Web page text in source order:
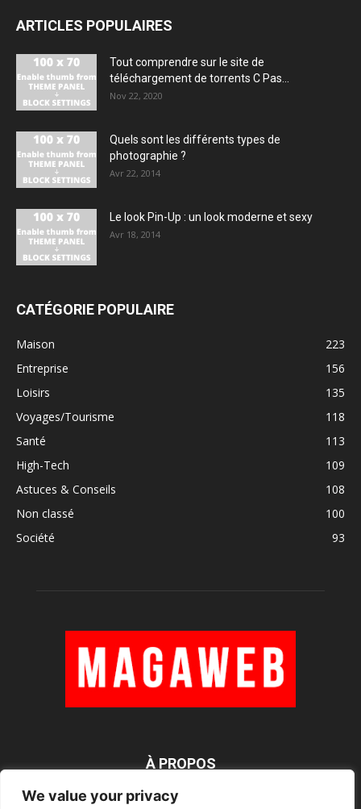
We value your privacy
ARTICLES POPULAIRES
Tout comprendre sur le site de
téléchargement de torrents C Pas...
Nov 22, 2020
Quels sont les différents types de
photographie ?
Avr 22, 2014
Le look Pin-Up : un look moderne et sexy
Avr 18, 2014
CATÉGORIE POPULAIRE
Maison
223
Entreprise
156
Loisirs
135
Voyages/Tourisme
118
Santé
113
High-Tech
109
Astuces & Conseils
108
Non classé
100
Société
93
À PROPOS